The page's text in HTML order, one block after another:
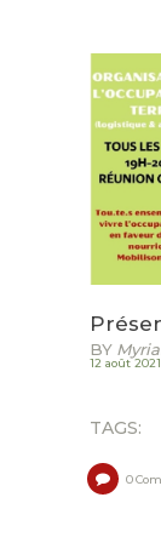
BY
12 août 2021
TAGS:
0